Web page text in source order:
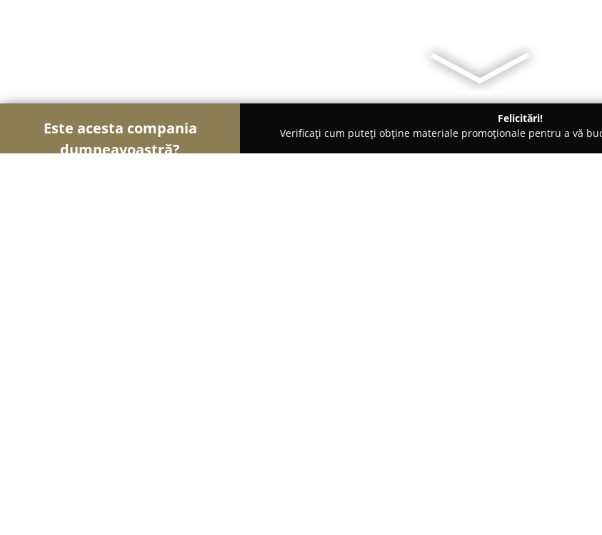
Este acesta compania
dumneavoastră?
Felicitări!
Verificați cum puteți obține materiale promoționale pentru a vă